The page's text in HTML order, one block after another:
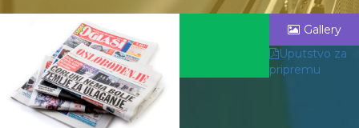
Gallery
Uputstvo za
pripremu